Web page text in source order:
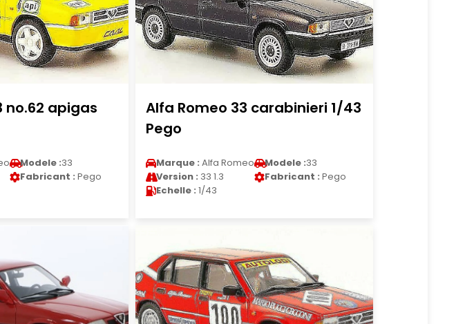
no.62 apigas
Modele :33
Fabricant : Pego
Alfa Romeo 33 carabinieri 1/43
Pego
Marque : Alfa Romeo Modele :33
Version : 33 1.3 Fabricant : Pego
Echelle : 1/43